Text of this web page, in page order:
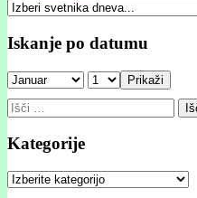
Iskanje po datumu
Prikaži
Išči:
Kategorije
Kategorije